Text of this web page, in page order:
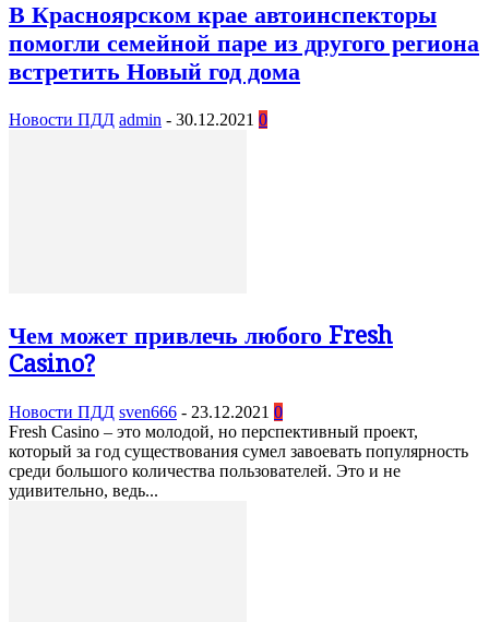
В Красноярском крае автоинспекторы
помогли семейной паре из другого региона
встретить Новый год дома
Новости ПДД admin - 30.12.2021 0
Чем может привлечь любого Fresh
Casino?
Новости ПДД sven666 - 23.12.2021 0
Fresh Casino – это молодой, но перспективный проект,
который за год существования сумел завоевать популярность
среди большого количества пользователей. Это и не
удивительно, ведь...